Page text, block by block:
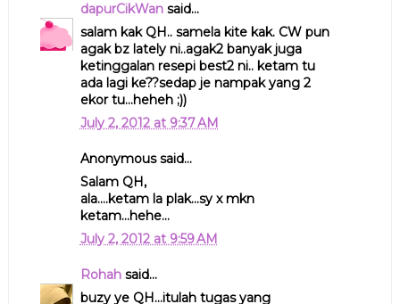
dapurCikWansaid...
salam kak QH.. samela kite kak. CW pun
agak bz lately ni..agak2 banyak juga
ketinggalan resepi best2 ni.. ketam tu
ada lagi ke??sedap je nampak yang 2
ekor tu...heheh ;))
July 2, 2012 at 9:37 AM
Anonymous said...
Salam QH,
ala....ketam la plak...sy x mkn
ketam...hehe...
July 2, 2012 at 9:59 AM
Rohahsaid...
buzy ye QH...itulah tugas yang